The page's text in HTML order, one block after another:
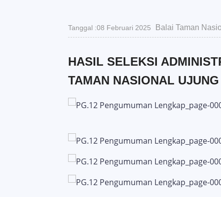
Tanggal :08 Februari 2025 Balai Taman
HASIL SELEKSI
TAMAN NASIONAL